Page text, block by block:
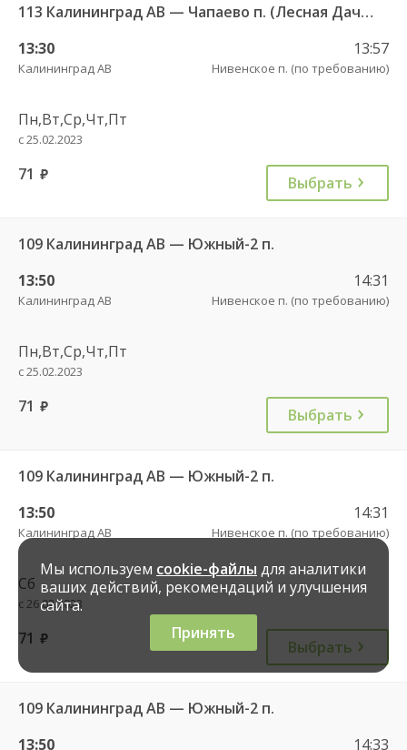
113 Калининград АВ — Чапаево п. (Лесная Дача) ч/з Багратионовск г., Долгоруково п.
13:30
Калининград АВ
13:57
Нивенское п. (по требованию)
Пн,Вт,Ср,Чт,Пт
с 25.02.2023
71 руб. Выбрать
109 Калининград АВ — Южный-2 п.
13:50
Калининград АВ
14:31
Нивенское п. (по требованию)
Пн,Вт,Ср,Чт,Пт
с 25.02.2023
71 руб. Выбрать
109 Калининград АВ — Южный-2 п.
13:50
Калининград АВ
14:31
Нивенское п. (по требованию)
Сб
с 26.02.2023
71 руб. Выбрать
109 Калининград АВ — Южный-2 п.
13:50
14:33
Мы используем cookie-файлы для аналитики
ваших действий, рекомендаций и улучшения
сайта.
Принять